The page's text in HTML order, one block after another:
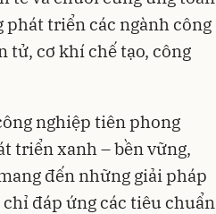
phát triển các ngành công
tử, cơ khí chế tạo, công
nghiệp tiên phong
triển xanh – bền vững,
đến những giải pháp
đáp ứng các tiêu chuẩn